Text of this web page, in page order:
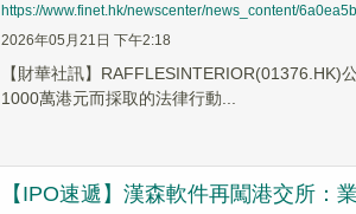
https://www.finet.hk/newscenter/news_content/
2026年05月21日 下午2:18
【財華社訊】
1000萬港元而採取的法律行動...
【IPO速遞】漢森軟件再闖港交所：